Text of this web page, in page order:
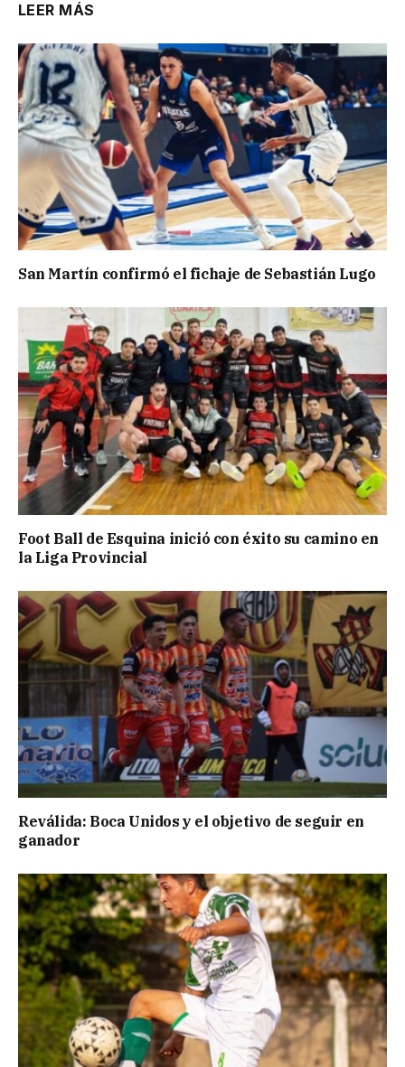
LEER MÁS
San Martín confirmó el fichaje de Sebastián Lugo
Foot Ball de Esquina inició con éxito su camino en
la Liga Provincial
Reválida: Boca Unidos y el objetivo de seguir en
ganador